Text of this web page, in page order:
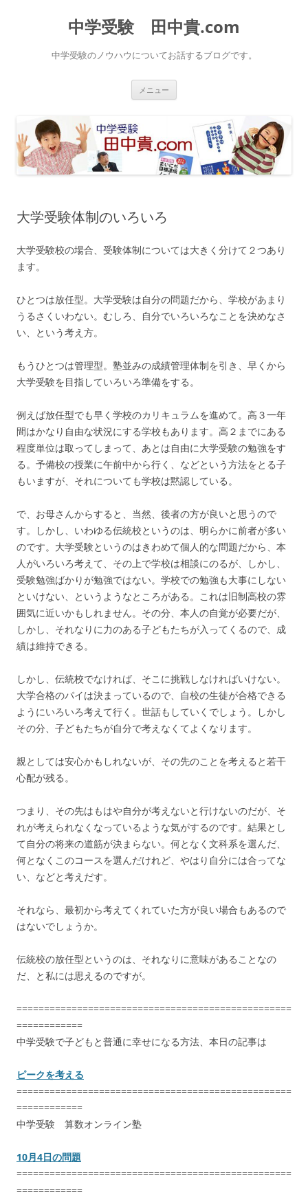
中学受験 田中貴.com
中学受験のノウハウについてお話するブログです。
メニュー
ス
キ
ッ
プ
大学受験体制のいろいろ
大学受験校の場合、受験体制については大きく分けて２つあり
ます。
ひとつは放任型。大学受験は自分の問題だから、学校があまり
うるさくいわない。むしろ、自分でいろいろなことを決めなさ
い、という考え方。
もうひとつは管理型。塾並みの成績管理体制を引き、早くから
大学受験を目指していろいろ準備をする。
例えば放任型でも早く学校のカリキュラムを進めて。高３一年
間はかなり自由な状況にする学校もあります。高２までにある
程度単位は取ってしまって、あとは自由に大学受験の勉強をす
る。予備校の授業に午前中から行く、などという方法をとる子
もいますが、それについても学校は黙認している。
で、お母さんからすると、当然、後者の方が良いと思うので
す。しかし、いわゆる伝統校というのは、明らかに前者が多い
のです。大学受験というのはきわめて個人的な問題だから、本
人がいろいろ考えて、その上で学校は相談にのるが、しかし、
受験勉強ばかりが勉強ではない。学校での勉強も大事にしない
といけない、というようなところがある。これは旧制高校の雰
囲気に近いかもしれません。その分、本人の自覚が必要だが、
しかし、それなりに力のある子どもたちが入ってくるので、成
績は維持できる。
しかし、伝統校でなければ、そこに挑戦しなければいけない。
大学合格のパイは決まっているので、自校の生徒が合格できる
ようにいろいろ考えて行く。世話もしていくでしょう。しかし
その分、子どもたちが自分で考えなくてよくなります。
親としては安心かもしれないが、その先のことを考えると若干
心配が残る。
つまり、その先はもはや自分が考えないと行けないのだが、そ
れが考えられなくなっているような気がするのです。結果とし
て自分の将来の道筋が決まらない。何となく文科系を選んだ、
何となくこのコースを選んだけれど、やはり自分には合ってな
い、などと考えだす。
それなら、最初から考えてくれていた方が良い場合もあるので
はないでしょうか。
伝統校の放任型というのは、それなりに意味があることなの
だ、と私には思えるのですが。
==================================================
============
中学受験で子どもと普通に幸せになる方法、本日の記事は
ピークを考える
==================================================
============
中学受験 算数オンライン塾
10月4日の問題
==================================================
============